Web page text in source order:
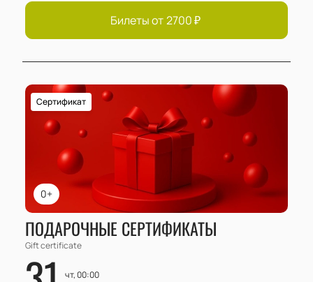
Билеты от 2700₽
0+
Сертификат
ПОДАРОЧНЫЕ СЕРТИФИКАТЫ
Gift certificate
чт, 00:00